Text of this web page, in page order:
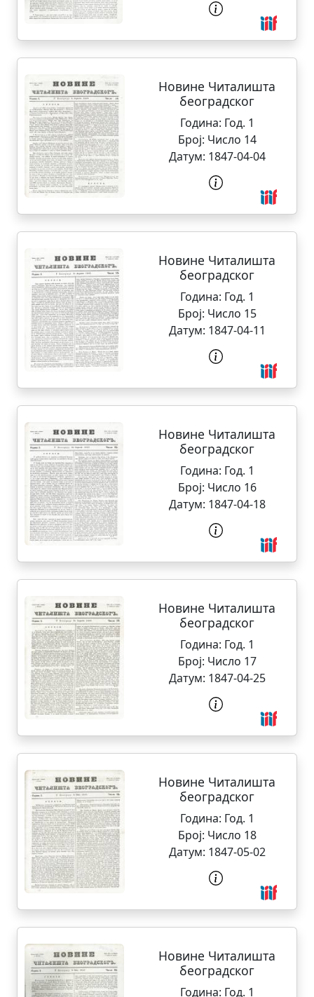
Новине Читалишта
београдског
Година: Год. 1
Број: Число 14
Датум: 1847-04-04
Новине Читалишта
београдског
Година: Год. 1
Број: Число 15
Датум: 1847-04-11
Новине Читалишта
београдског
Година: Год. 1
Број: Число 16
Датум: 1847-04-18
Новине Читалишта
београдског
Година: Год. 1
Број: Число 17
Датум: 1847-04-25
Новине Читалишта
београдског
Година: Год. 1
Број: Число 18
Датум: 1847-05-02
Новине Читалишта
београдског
Година: Год. 1